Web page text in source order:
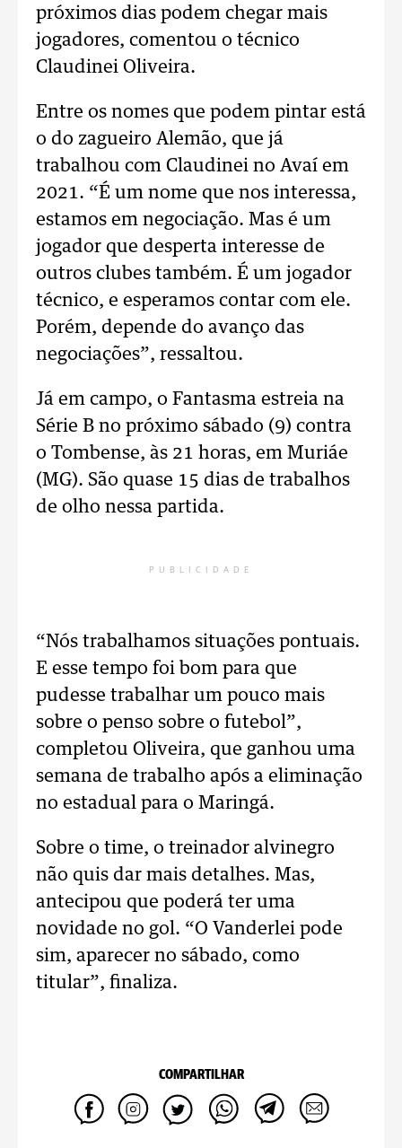
próximos dias podem chegar mais
jogadores, comentou o técnico
Claudinei Oliveira.
Entre os nomes que podem pintar está
o do zagueiro Alemão, que já
trabalhou com Claudinei no Avaí em
2021. “É um nome que nos interessa,
estamos em negociação. Mas é um
jogador que desperta interesse de
outros clubes também. É um jogador
técnico, e esperamos contar com ele.
Porém, depende do avanço das
negociações”, ressaltou.
Já em campo, o Fantasma estreia na
Série B no próximo sábado (9) contra
o Tombense, às 21 horas, em Muriáe
(MG). São quase 15 dias de trabalhos
de olho nessa partida.
PUBLICIDADE
“Nós trabalhamos situações pontuais.
E esse tempo foi bom para que
pudesse trabalhar um pouco mais
sobre o penso sobre o futebol”,
completou Oliveira, que ganhou uma
semana de trabalho após a eliminação
no estadual para o Maringá.
Sobre o time, o treinador alvinegro
não quis dar mais detalhes. Mas,
antecipou que poderá ter uma
novidade no gol. “O Vanderlei pode
sim, aparecer no sábado, como
titular”, finaliza.
COMPARTILHAR